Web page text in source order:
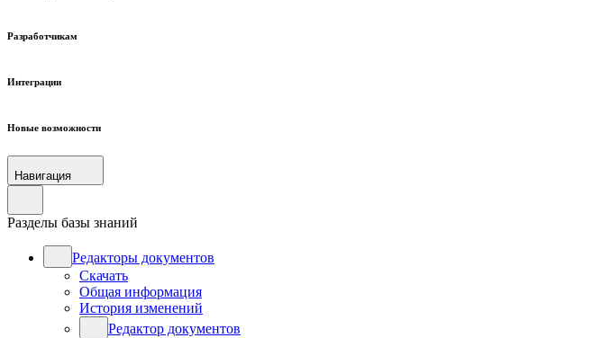
Разработчикам
Интеграции
Новые возможности
Навигация
Разделы базы знаний
Редакторы документов
Скачать
Общая информация
История изменений
Редактор документов